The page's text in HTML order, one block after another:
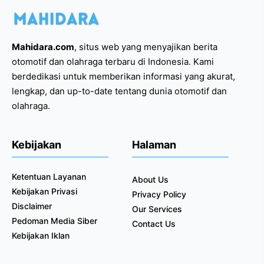
Mahidara.com, situs web yang menyajikan berita
otomotif dan olahraga terbaru di Indonesia. Kami
berdedikasi untuk memberikan informasi yang akurat,
lengkap, dan up-to-date tentang dunia otomotif dan
olahraga.
Kebijakan
Ketentuan Layanan
Kebijakan Privasi
Disclaimer
Pedoman Media Siber
Kebijakan Iklan
Halaman
About Us
Privacy Policy
Our Services
Contact Us